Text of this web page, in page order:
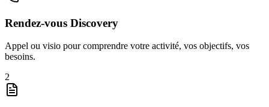
Rendez-vous Discovery
Appel ou visio pour comprendre votre activité, vos objectifs, vos
besoins.
2